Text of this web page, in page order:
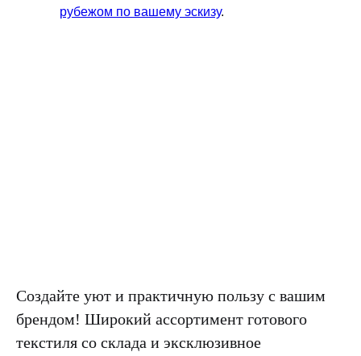
рубежом по вашему эскизу.
Создайте уют и практичную пользу с вашим
брендом! Широкий ассортимент готового
текстиля со склада и эксклюзивное